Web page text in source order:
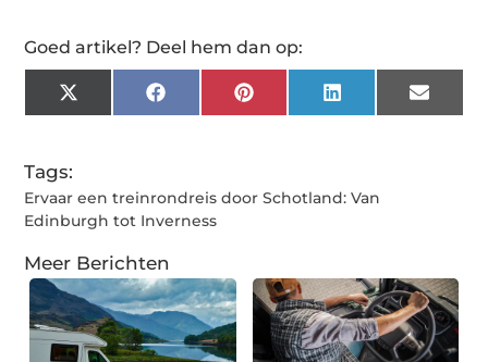
Goed artikel? Deel hem dan op:
X
(Twitter)
FacebookPinterestLinkedInEmail
Tags:
Ervaar een treinrondreis door Schotland: Van
Edinburgh tot Inverness
Meer Berichten